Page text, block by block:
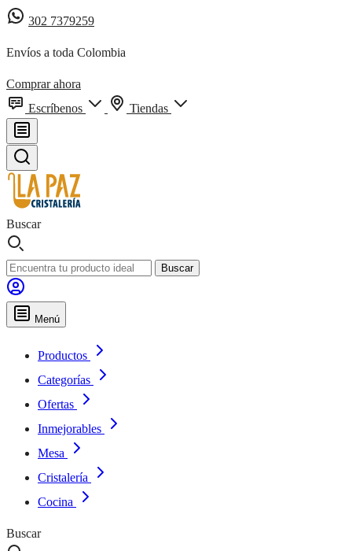
302 7379259
Envíos a toda Colombia
Comprar ahora
Escríbenos
Tiendas
Buscar
Buscar
Menú
Productos
Categorías
Ofertas
Inmejorables
Mesa
Cristalería
Cocina
Buscar